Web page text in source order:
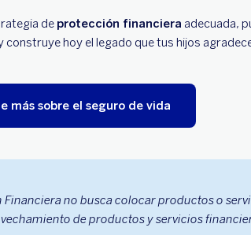
de protección financiera adecuada,
construye hoy el legado que tus hijos
más sobre el seguro de vida
Financiera no busca colocar productos o
de productos y servicios